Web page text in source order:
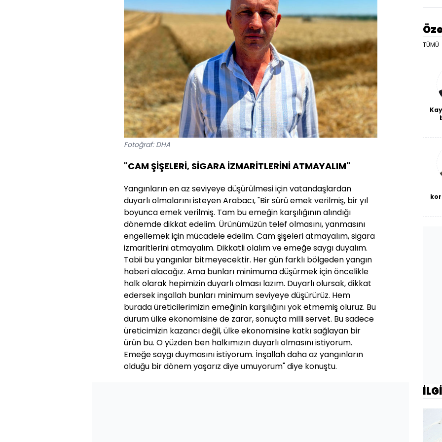
Fotoğraf: DHA
"CAM ŞİŞELERİ, SİGARA İZMARİTLERİNİ ATMAYALIM"
Yangınların en az seviyeye düşürülmesi için vatandaşlardan
duyarlı olmalarını isteyen Arabacı, "Bir sürü emek verilmiş, bir yıl
boyunca emek verilmiş. Tam bu emeğin karşılığının alındığı
dönemde dikkat edelim. Ürünümüzün telef olmasını, yanmasını
engellemek için mücadele edelim. Cam şişeleri atmayalım, sigara
izmaritlerini atmayalım. Dikkatli olalım ve emeğe saygı duyalım.
Tabii bu yangınlar bitmeyecektir. Her gün farklı bölgeden yangın
haberi alacağız. Ama bunları minimuma düşürmek için öncelikle
halk olarak hepimizin duyarlı olması lazım. Duyarlı olursak, dikkat
edersek inşallah bunları minimum seviyeye düşürürüz. Hem
burada üreticilerimizin emeğinin karşılığını yok etmemiş oluruz. Bu
durum ülke ekonomisine de zarar, sonuçta milli servet. Bu sadece
üreticimizin kazancı değil, ülke ekonomisine katkı sağlayan bir
ürün bu. O yüzden ben halkımızın duyarlı olmasını istiyorum.
Emeğe saygı duymasını istiyorum. İnşallah daha az yangınların
olduğu bir dönem yaşarız diye umuyorum" diye konuştu.
TÜMÜ